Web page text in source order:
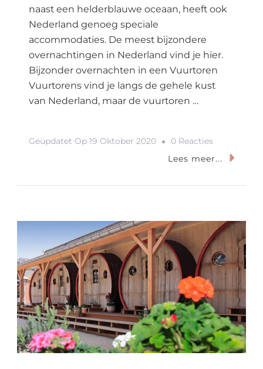
naast een helderblauwe oceaan, heeft ook
Nederland genoeg speciale
accommodaties. De meest bijzondere
overnachtingen in Nederland vind je hier.
Bijzonder overnachten in een Vuurtoren
Vuurtorens vind je langs de gehele kust
van Nederland, maar de vuurtoren …
Geüpdatet Op 19 Oktober 2020 0 ReactiesOp
De
In
Nederland
Lees meer...